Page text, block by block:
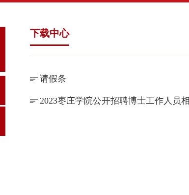
下载中心
请假条
2023枣庄学院公开招聘博士工作人员